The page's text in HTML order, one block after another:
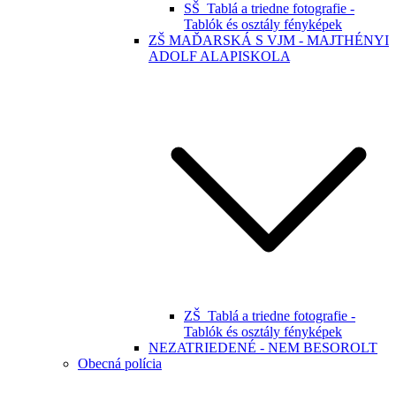
SŠ_Tablá a triedne fotografie -
Tablók és osztály fényképek
ZŠ MAĎARSKÁ S VJM - MAJTHÉNYI
ADOLF ALAPISKOLA
ZŠ_Tablá a triedne fotografie -
Tablók és osztály fényképek
NEZATRIEDENÉ - NEM BESOROLT
Obecná polícia